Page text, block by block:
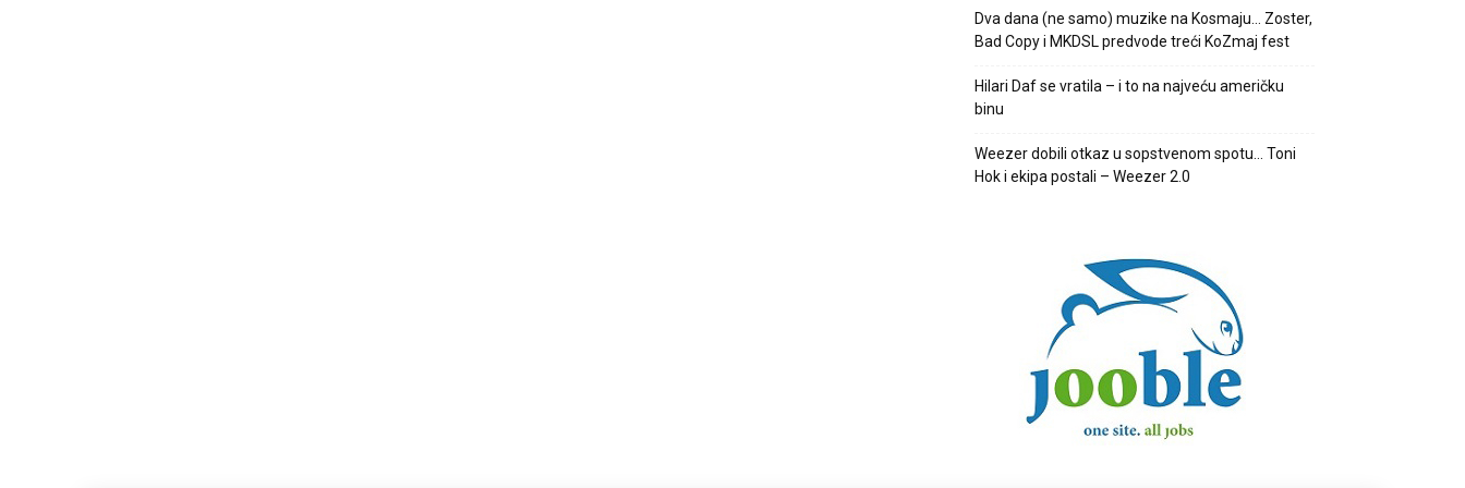
Dva dana (ne samo) muzike na Kosmaju… Zoster,
Bad Copy i MKDSL predvode treći KoZmaj fest
Hilari Daf se vratila – i to na najveću američku
binu
Weezer dobili otkaz u sopstvenom spotu… Toni
Hok i ekipa postali – Weezer 2.0